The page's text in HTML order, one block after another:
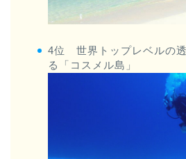
4位 世界トップレベルの
る「コスメル島」